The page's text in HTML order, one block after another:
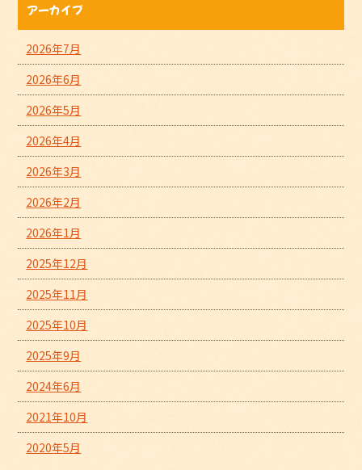
アーカイブ
2026年7月
2026年6月
2026年5月
2026年4月
2026年3月
2026年2月
2026年1月
2025年12月
2025年11月
2025年10月
2025年9月
2024年6月
2021年10月
2020年5月